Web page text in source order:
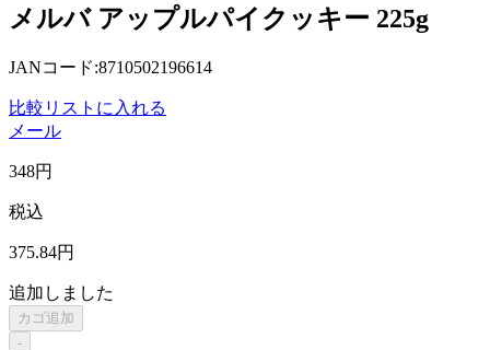
メルバ アップルパイクッキー 225g
JANコード:8710502196614
比較リストに入れる
メール
348円
税込
375.84円
追加しました
カゴ追加
-